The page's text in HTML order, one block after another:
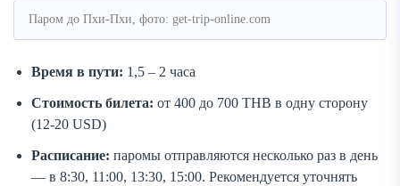
Паром до Пхи-Пхи, фото: get-trip-online.com
Время в пути: 1,5 – 2 часа
Стоимость билета: от 400 до 700 THB в одну сторону
(12-20 USD)
Расписание: паромы отправляются несколько раз в день
— в 8:30, 11:00, 13:30, 15:00. Рекомендуется уточнять